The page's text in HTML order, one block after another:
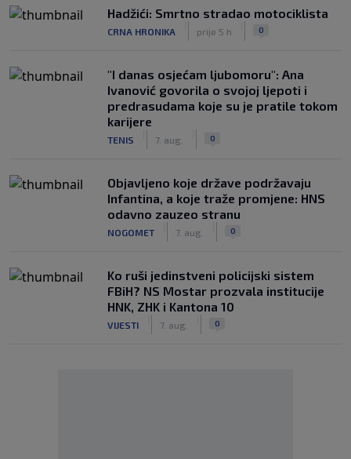
Hadžići: Smrtno stradao motociklista
CRNA HRONIKA prije 5 h 0
"I danas osjećam ljubomoru": Ana
Ivanović govorila o svojoj ljepoti i
predrasudama koje su je pratile tokom
karijere
TENIS 7. aug. 0
Objavljeno koje države podržavaju
Infantina, a koje traže promjene: HNS
odavno zauzeo stranu
NOGOMET 7. aug. 0
Ko ruši jedinstveni policijski sistem
FBiH? NS Mostar prozvala institucije
HNK, ZHK i Kantona 10
VIJESTI 7. aug. 0